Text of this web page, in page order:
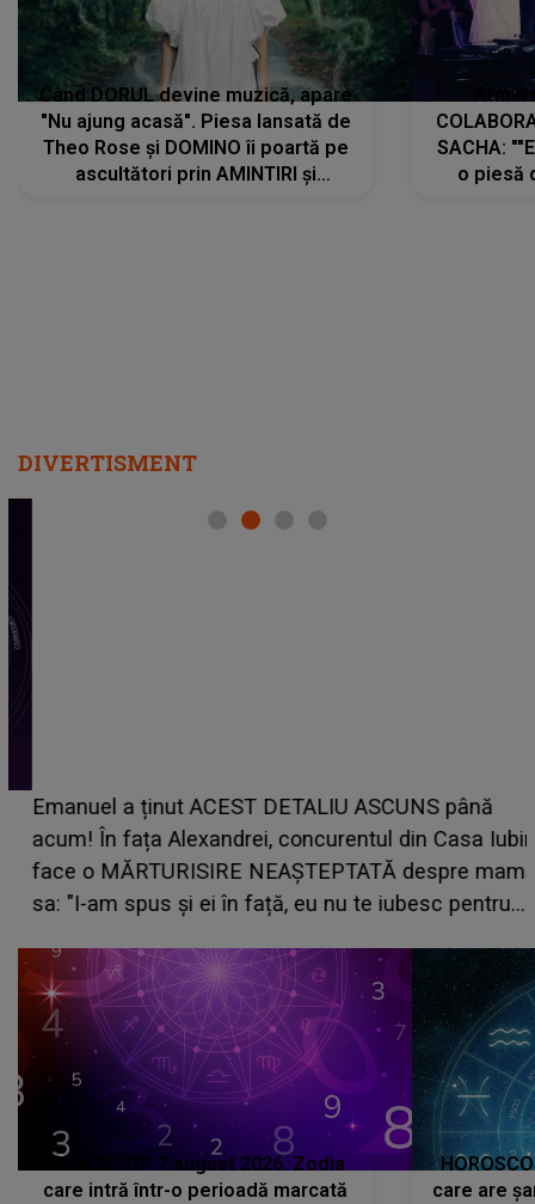
Când DORUL devine muzică, apare
"Nu ajung acasă". Piesa lansată de
Theo Rose și DOMINO îi poartă pe
ascultători prin AMINTIRI și
SACHA:
o piesă
DIVERTISMENT
Emanuel a ținut ACEST DETALIU ASCUNS până
acum! În fața Alexandrei, concurentul din Casa Iubirii
face o MĂRTURISIRE NEAȘTEPTATĂ despre mama
sa: "I-am spus și ei în față, eu nu te iubesc pentru
HOROSCOP 7 august 2026. Zodia
care intră într-o perioadă marcată
care are